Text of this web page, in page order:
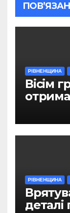
РІВНЕНЩИНА
Вісім
РІВНЕНЩИНА